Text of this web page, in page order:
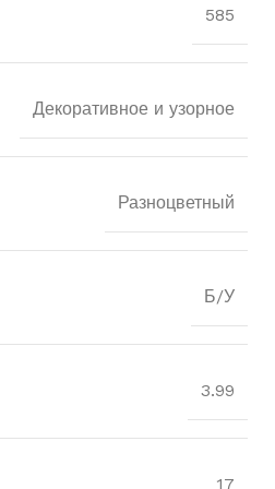
585
Декоративное и узорное
Разноцветный
Б/У
3.99
17